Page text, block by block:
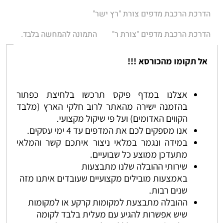
הדרכת הרכבת מדפים צורת "רץ ישר"
הדרכת הרכבת מדפים "צורת ר"
התמונה להמחשה בלבד.
אל תקומו מהכורסא !!!
אצלנו במדף פיקס תרכשו בלחיצת כפתור
בהזמנה ישירה מהאתר לרוב חלקי הארץ (מלבד
הקווים האדומים) ועל פי שיקול מקצועי.
אנו מספקים לכם את המדפים עד 4 ימי עסקים.
במידה ונגמר במלאי ניצור איתכם קשר והמלאי
מתעדכן ממוצע כל שבועיים.
שירותי ההובלה שלנו מתבצעות
באמצעות מובילים מקצועיים שעובדים איתנו מזה
שנים רבות.
ההובלה מתבצעת למקומות קרקע או למקומות
שיש אפשרות להגיע עם מעלית בלבד לקומה